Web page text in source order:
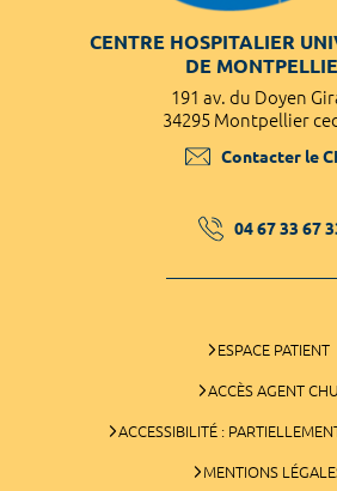
CENTRE HOSPITALIER
DE
191 av. du Doyen
34295 Montpellier
Contacter le
04 67 33 67
ESPACE PATIENT
ACCÈS AGENT CHU
ACCESSIBILITÉ :
MENTIONS